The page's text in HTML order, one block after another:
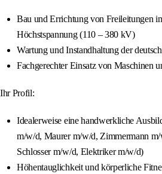
Bau und Errichtung von Freileitungen
Höchstspannung (110 – 380 kV)
Wartung und Instandhaltung der
Fachgerechter Einsatz von Maschinen
Ihr Profil:
Idealerweise eine handwerkliche
m/w/d, Maurer m/w/d, Zimmermann
Schlosser m/w/d, Elektriker m/w/d)
Höhentauglichkeit und körperliche